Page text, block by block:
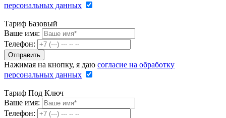
персональных данных
Тариф Базовый
Ваше имя:
Телефон:
Нажимая на кнопку, я даю согласие на обработку
персональных данных
Тариф Под Ключ
Ваше имя:
Телефон: